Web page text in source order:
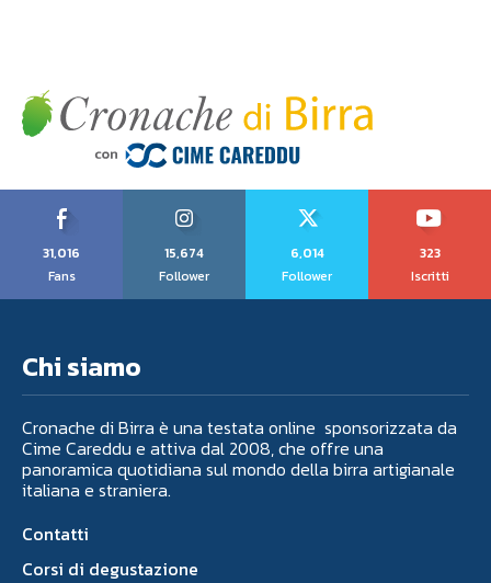
31,016
Fans
15,674
Follower
6,014
Follower
323
Iscritti
Chi siamo
Cronache di Birra è una testata online sponsorizzata da
Cime Careddu e attiva dal 2008, che offre una
panoramica quotidiana sul mondo della birra artigianale
italiana e straniera.
Contatti
Corsi di degustazione